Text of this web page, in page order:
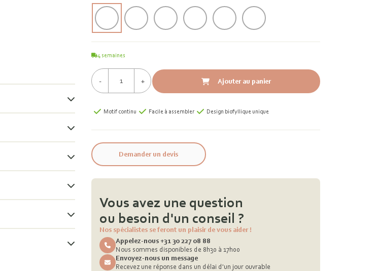
4 semaines
- + Ajouter au panier
Motif continu Facile à assembler Design biofyllique unique
Demander un devis
Vous avez une question
ou besoin d'un conseil ?
Nos spécialistes se feront un plaisir de vous aider !
Appelez-nous +31 30 227 08 88
Nous sommes disponibles de 8h30 à 17h00
Envoyez-nous un message
Recevez une réponse dans un délai d'un jour ouvrable